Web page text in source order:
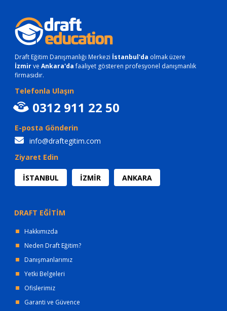
Draft Eğitim Danışmanlığı Merkezi İstanbul'da olmak üzere
İzmirve Ankara'dafaaliyet gösteren profesyonel danışmanlık
firmasıdır.
Telefonla Ulaşın
0312 911 22 50
E-posta Gönderin
info@draftegitim.com
Ziyaret Edin
İSTANBUL İZMİR ANKARA
DRAFT EĞİTİM
Hakkımızda
Neden Draft Eğitim?
Danışmanlarımız
Yetki Belgeleri
Ofislerimiz
Garanti ve Güvence